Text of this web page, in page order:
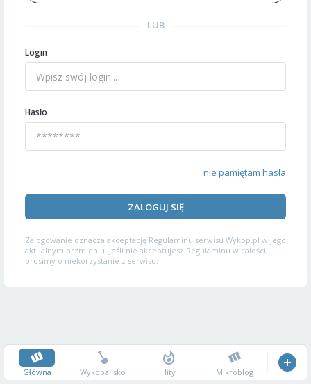
LUB
Login
Hasło
nie pamiętam hasła
ZALOGUJ SIĘ
Zalogowanie oznacza akceptację Regulaminu serwisu Wykop.pl w jego
aktualnym brzmieniu. Jeśli nie akceptujesz Regulaminu w całości,
prosimy o niekorzystanie z serwisu.
Główna Wykopalisko Hity Mikroblog